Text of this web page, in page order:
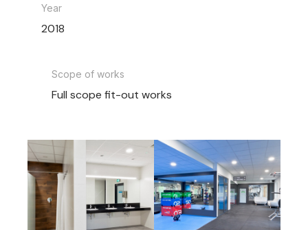
Year
2018
Scope of works
Full scope fit-out works